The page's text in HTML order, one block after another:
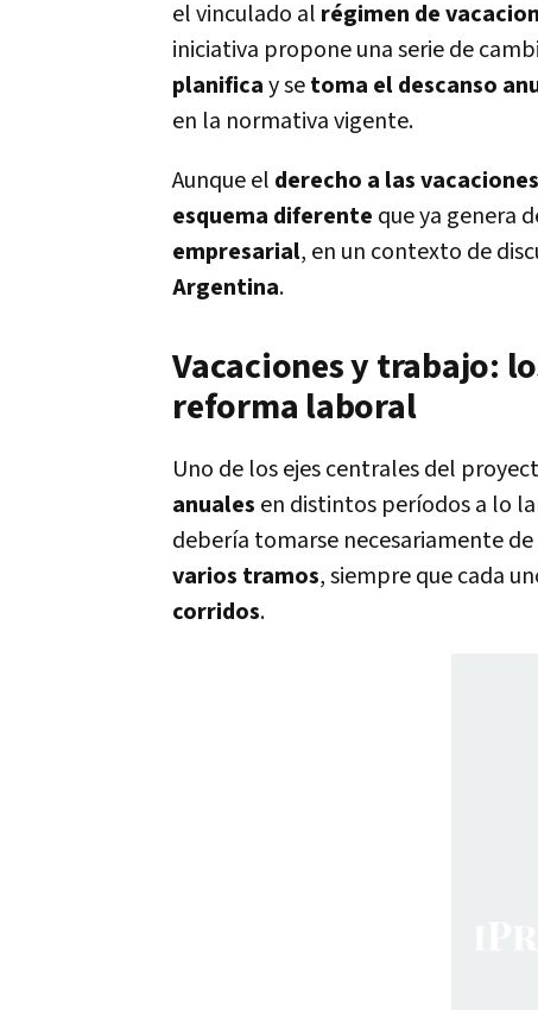
el vinculado al régimen de
iniciativa propone una serie de
planificay setoma el descanso
en la normativa vigente.
Aunque el derecho a las
esquema diferente que ya genera
empresarial, en un contexto de
Argentina.
Vacaciones y trabajo:
reforma laboral
Uno de los ejes centrales del
anuales en distintos períodos a lo
debería tomarse necesariamente
varios tramos, siempre que cada
corridos.